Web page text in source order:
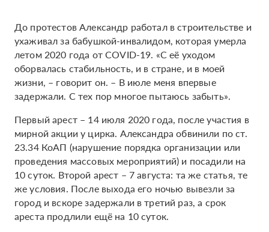
До протестов Александр работал в строительстве и
ухаживал за бабушкой-инвалидом, которая умерла
летом 2020 года от COVID-19. «С её уходом
оборвалась стабильность, и в стране, и в моей
жизни, – говорит он. – В июле меня впервые
задержали. С тех пор многое пытаюсь забыть».
Первый арест – 14 июля 2020 года, после участия в
мирной акции у цирка. Александра обвинили по ст.
23.34 КоАП (нарушение порядка организации или
проведения массовых мероприятий) и посадили на
10 суток. Второй арест – 7 августа: та же статья, те
же условия. После выхода его ночью вывезли за
город и вскоре задержали в третий раз, а срок
ареста продлили ещё на 10 суток.